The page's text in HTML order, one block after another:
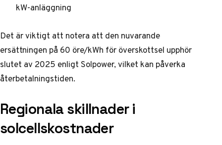
kW-anläggning
Det är viktigt att notera att den nuvarande
ersättningen på 60 öre/kWh för överskottsel upphör
slutet av 2025 enligtSolpower, vilket kan påverka
återbetalningstiden.
Regionala skillnader i
solcellskostnader